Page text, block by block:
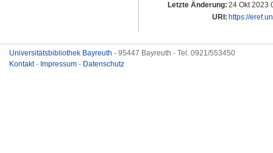
Letzte Änderung: 24 Okt 2023
URI: https://
Universitätsbibliothek Bayreuth - 95447 Bayreuth - Tel. 0921/553450
Kontakt- Impressum - Datenschutz